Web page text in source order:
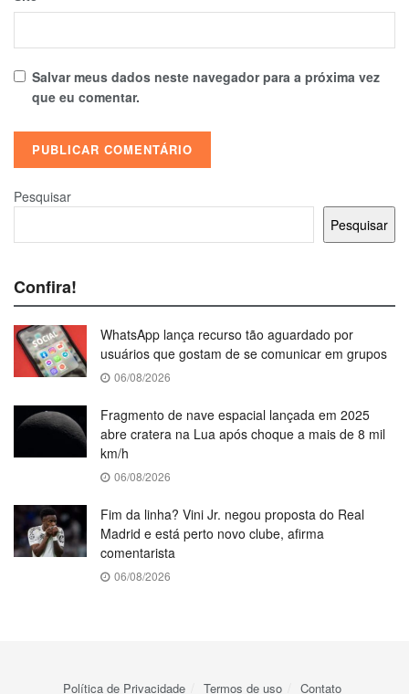
Salvar meus dados neste navegador para a próxima vez
que eu comentar.
Pesquisar
Pesquisar
Confira!
WhatsApp lança recurso tão aguardado por
usuários que gostam de se comunicar em grupos
06/08/2026
Fragmento de nave espacial lançada em 2025
abre cratera na Lua após choque a mais de 8 mil
km/h
06/08/2026
Fim da linha? Vini Jr. negou proposta do Real
Madrid e está perto novo clube, afirma
comentarista
06/08/2026
Política de Privacidade Termos de uso Contato